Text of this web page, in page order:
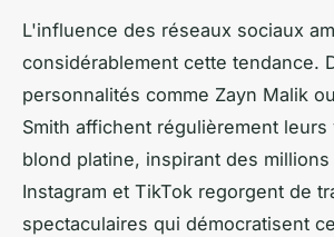
L'influence des réseaux sociaux
considérablement cette tendance.
personnalités comme Zayn Malik
Smith affichent régulièrement leurs
blond platine, inspirant des
Instagram et TikTok regorgent de
spectaculaires qui démocratisent